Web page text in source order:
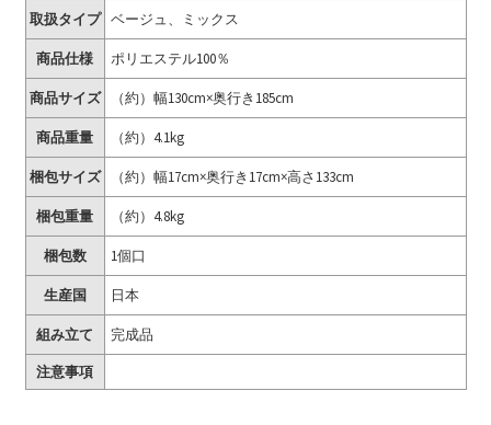
取扱タイプ ベージュ、ミックス
商品仕様 ポリエステル100％
商品サイズ （約）幅130cm×奥行き185cm
商品重量 （約）4.1kg
梱包サイズ （約）幅17cm×奥行き17cm×高さ133cm
梱包重量 （約）4.8kg
梱包数 1個口
生産国 日本
組み立て
完成品
注意事項